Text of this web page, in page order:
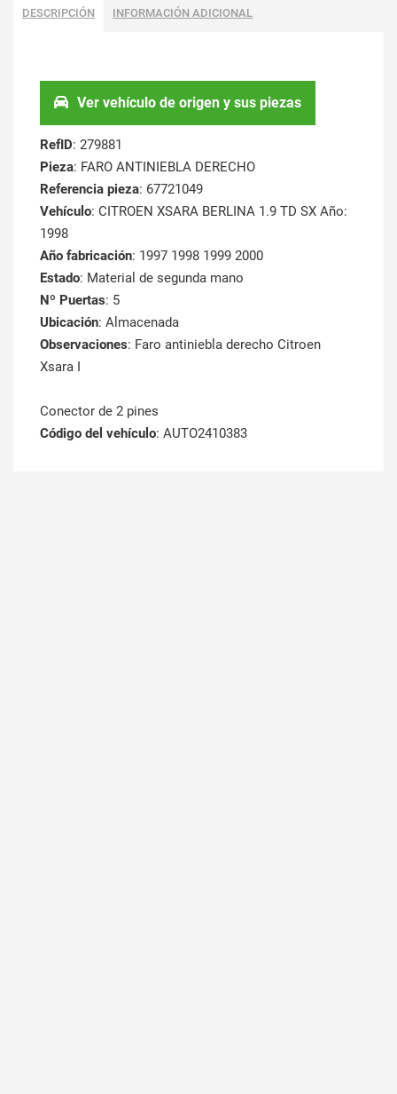
DESCRIPCIÓN INFORMACIÓN ADICIONAL
Ver vehículo de origen y sus piezas
RefID: 279881
Pieza: FARO ANTINIEBLA DERECHO
Referencia pieza: 67721049
Vehículo: CITROEN XSARA BERLINA 1.9 TD SX Año:
1998
Año fabricación: 1997 1998 1999 2000
Estado: Material de segunda mano
Nº Puertas: 5
Ubicación: Almacenada
Observaciones: Faro antiniebla derecho Citroen
Xsara I
Conector de 2 pines
Código del vehículo: AUTO2410383